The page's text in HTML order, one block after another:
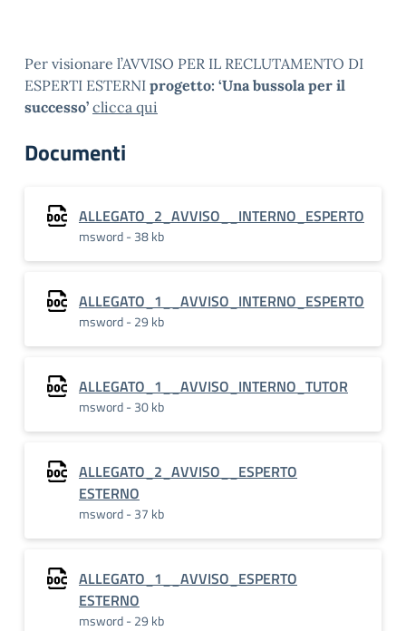
Per visionare l’AVVISO PER IL RECLUTAMENTO DI
ESPERTI ESTERNI progetto: ‘Una bussola per il
successo’ clicca qui
Documenti
ALLEGATO_2_AVVISO__INTERNO_ESPERTO
msword - 38 kb
ALLEGATO_1__AVVISO_INTERNO_ESPERTO
msword - 29 kb
ALLEGATO_1__AVVISO_INTERNO_TUTOR
msword - 30 kb
ALLEGATO_2_AVVISO__ESPERTO
ESTERNO
msword - 37 kb
ALLEGATO_1__AVVISO_ESPERTO
ESTERNO
msword - 29 kb